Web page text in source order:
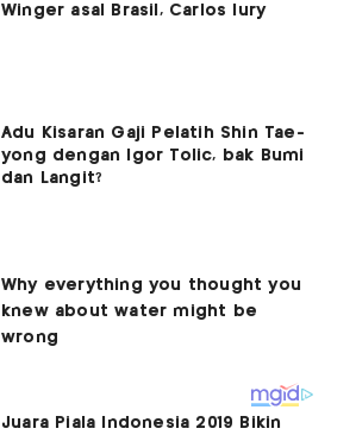
Winger asal Brasil, Carlos Iury
Adu Kisaran Gaji Pelatih Shin Tae-
yong dengan Igor Tolic, bak Bumi
dan Langit?
Juara Piala Indonesia 2019 Bikin